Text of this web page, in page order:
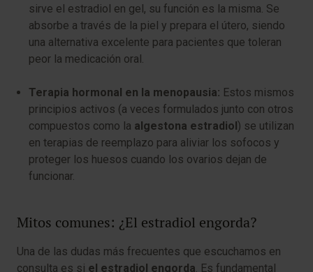
sirve el estradiol en gel, su función es la misma. Se
absorbe a través de la piel y prepara el útero, siendo
una alternativa excelente para pacientes que toleran
peor la medicación oral.
Terapia hormonal en la menopausia: Estos mismos
principios activos (a veces formulados junto con otros
compuestos como la algestona estradiol ) se utilizan
en terapias de reemplazo para aliviar los sofocos y
proteger los huesos cuando los ovarios dejan de
funcionar.
Mitos comunes: ¿El estradiol engorda?
Una de las dudas más frecuentes que escuchamos en
consulta es si el estradiol engorda. Es fundamental